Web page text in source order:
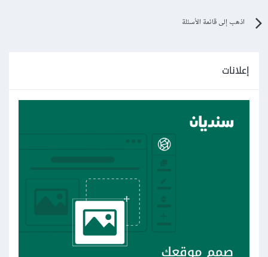
اذهب إلى قائمة الأسئلة
إعلانات